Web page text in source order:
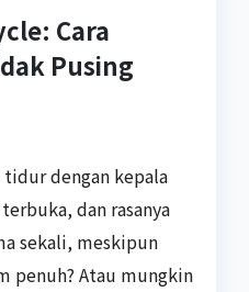
Cara
Pusing
tidur dengan kepala
dan rasanya
sekali, meskipun
penuh? Atau mungkin